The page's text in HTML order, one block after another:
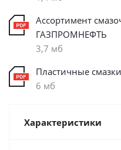
Ассортимент
ГАЗПРОМНЕФТЬ
3,7 мб
Пластичные
6 мб
Характеристики